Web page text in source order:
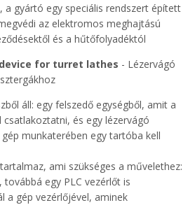
a gyártó egy speciális rendszert épített
az elektromos meghajtású
és a hűtőfolyadéktól
for turret lathes - Lézervágó
áll: egy felszedő egységből, amit a
és egy lézervágó
munkaterében egy tartóba kell
ami szükséges a művelethez:
egy PLC vezérlőt is
a gép vezérlőjével, aminek